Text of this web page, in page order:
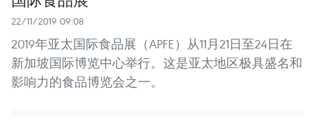
22/11/2019 09:08
2019年亚太国际食品展（APFE）从11月21日至24日在
新加坡国际博览中心举行。这是亚太地区极具盛名和
影响力的食品博览会之一。